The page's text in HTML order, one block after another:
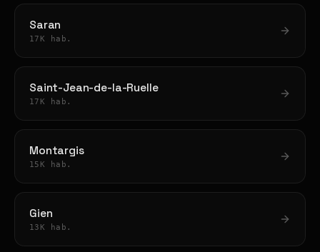
Saran
17K hab.
Saint-Jean-de-la-Ruelle
17K hab.
Montargis
15K hab.
Gien
13K hab.